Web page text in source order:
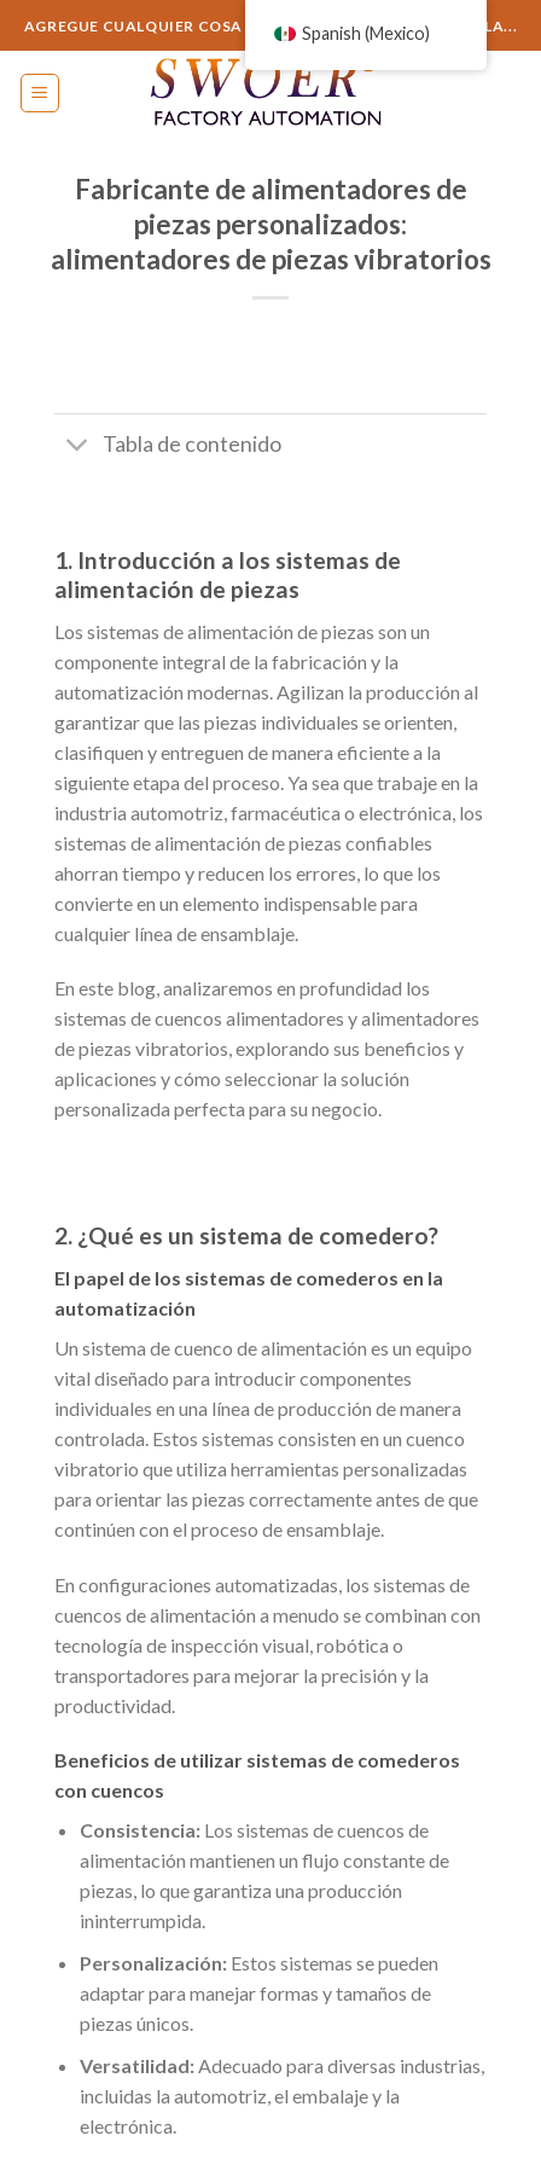
contenido
AGREGUE CUALQUIER COSA AQUÍ O SIMPLEMENTE ELIMÍNELA...
Fabricante de alimentadores de
piezas personalizados:
alimentadores de piezas vibratorios
Tabla de contenido
1. Introducción a los sistemas de
alimentación de piezas
Los sistemas de alimentación de piezas son un
componente integral de la fabricación y la
automatización modernas. Agilizan la producción al
garantizar que las piezas individuales se orienten,
clasifiquen y entreguen de manera eficiente a la
siguiente etapa del proceso. Ya sea que trabaje en la
industria automotriz, farmacéutica o electrónica, los
sistemas de alimentación de piezas confiables
ahorran tiempo y reducen los errores, lo que los
convierte en un elemento indispensable para
cualquier línea de ensamblaje.
En este blog, analizaremos en profundidad los
sistemas de cuencos alimentadores y alimentadores
de piezas vibratorios, explorando sus beneficios y
aplicaciones y cómo seleccionar la solución
personalizada perfecta para su negocio.
2. ¿Qué es un sistema de comedero?
El papel de los sistemas de comederos en la
automatización
Un sistema de cuenco de alimentación es un equipo
vital diseñado para introducir componentes
individuales en una línea de producción de manera
controlada. Estos sistemas consisten en un cuenco
vibratorio que utiliza herramientas personalizadas
para orientar las piezas correctamente antes de que
continúen con el proceso de ensamblaje.
En configuraciones automatizadas, los sistemas de
cuencos de alimentación a menudo se combinan con
tecnología de inspección visual, robótica o
transportadores para mejorar la precisión y la
productividad.
Beneficios de utilizar sistemas de comederos
con cuencos
Consistencia:Los sistemas de cuencos de
alimentación mantienen un flujo constante de
piezas, lo que garantiza una producción
ininterrumpida.
Personalización:Estos sistemas se pueden
adaptar para manejar formas y tamaños de
piezas únicos.
Versatilidad:Adecuado para diversas industrias,
incluidas la automotriz, el embalaje y la
electrónica.
Spanish (Mexico)